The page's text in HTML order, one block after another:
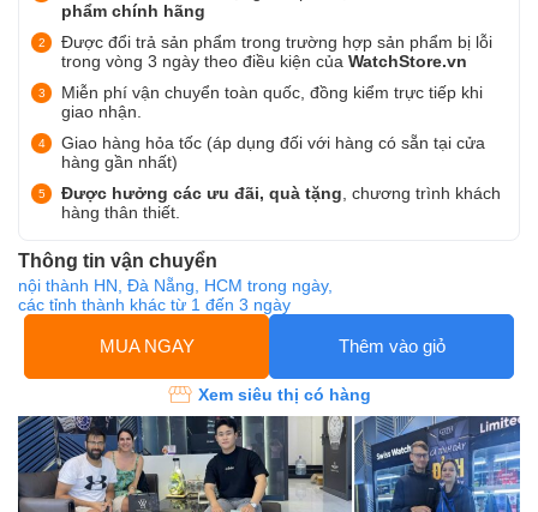
phẩm chính hãng
Được đổi trả sản phẩm trong trường hợp sản phẩm bị lỗi
trong vòng 3 ngày theo điều kiện của WatchStore.vn
Miễn phí vận chuyển toàn quốc, đồng kiểm trực tiếp khi
giao nhận.
Giao hàng hỏa tốc (áp dụng đối với hàng có sẵn tại cửa
hàng gần nhất)
Được hưởng các ưu đãi, quà tặng , chương trình khách
hàng thân thiết.
Thông tin vận chuyển
nội thành HN, Đà Nẵng, HCM trong ngày,
các tỉnh thành khác từ 1 đến 3 ngày
MUA NGAY Thêm vào giỏ
Xem siêu thị có hàng